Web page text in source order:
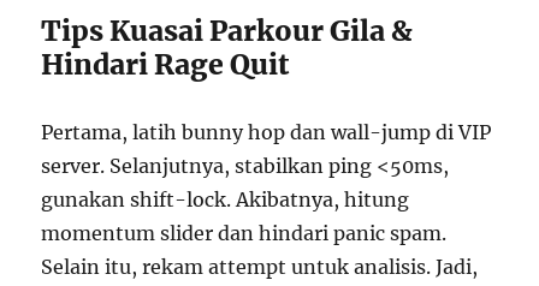
Tips Kuasai Parkour Gila &
Hindari Rage Quit
Pertama, latih bunny hop dan wall-jump di VIP
server. Selanjutnya, stabilkan ping <50ms,
gunakan shift-lock. Akibatnya, hitung
momentum slider dan hindari panic spam.
Selain itu, rekam attempt untuk analisis. Jadi,